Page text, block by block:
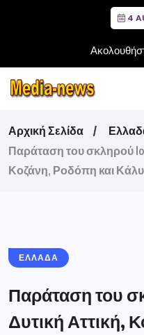
4
Αρχική Σελίδα
Παράταση του σκληρού
Κοζάνη, Ροδόπη και
ΕΛΛΑΔΑ
Παράταση του
Δυτική Αττική,